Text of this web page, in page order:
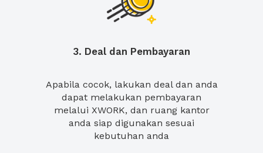
3. Deal dan Pembayaran
Apabila cocok, lakukan deal dan anda
dapat melakukan pembayaran
melalui XWORK, dan ruang kantor
anda siap digunakan sesuai
kebutuhan anda